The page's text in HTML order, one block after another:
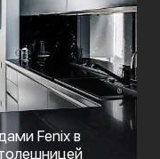
Fenix в